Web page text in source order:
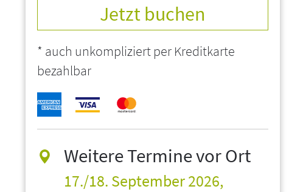
Jetzt buchen
* auch unkompliziert per Kreditkarte
bezahlbar
Weitere Termine vor Ort
17./18. September 2026,